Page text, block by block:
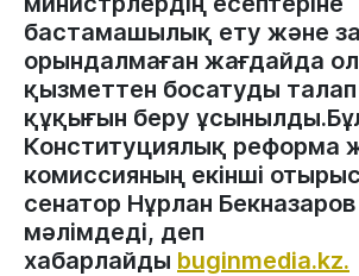
бастамашылық ету және
орындалмаған жағдайда
қызметтен босатуды
құқығын беру
Конституциялық реформа
комиссияның екінші
сенатор Нұрлан Бекназаров
мәлімдеді, деп
хабарлайды buginmedia.kz.